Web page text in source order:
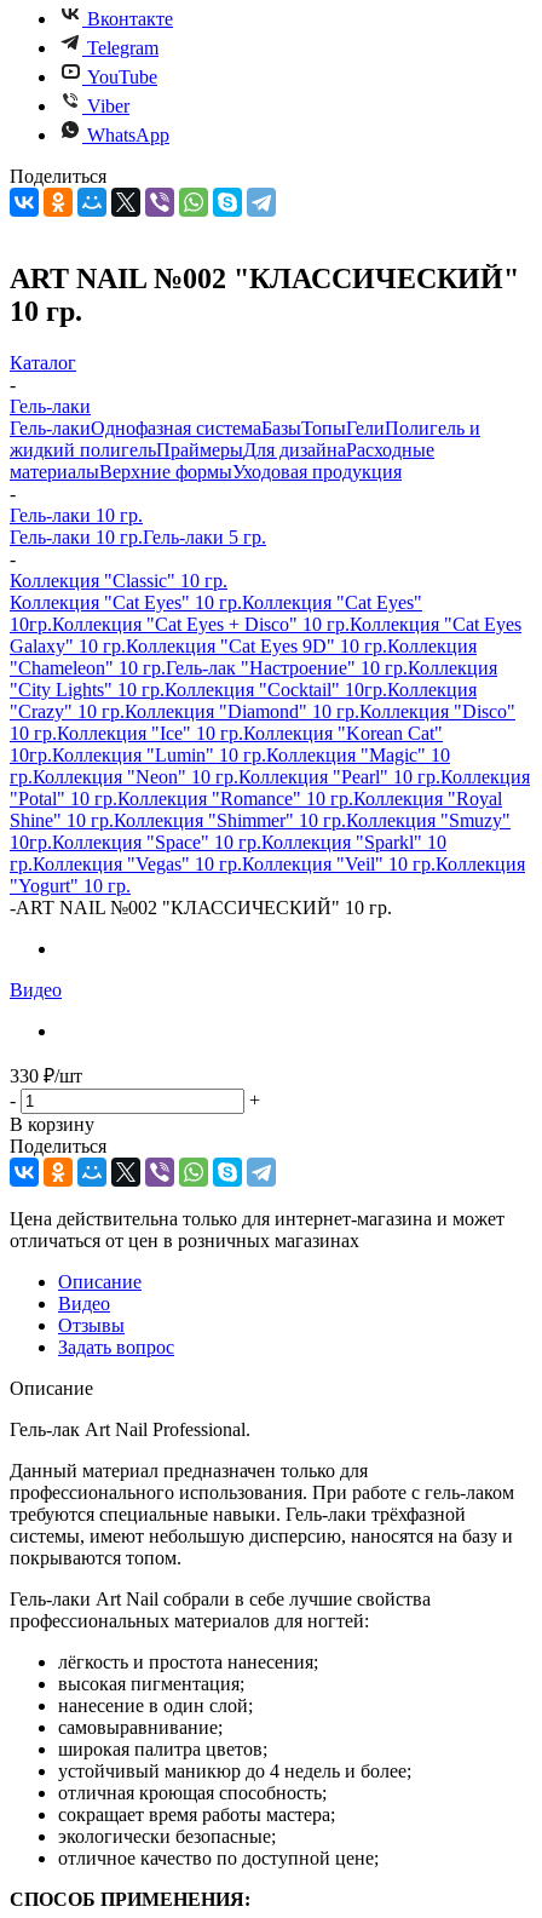
Вконтакте
Telegram
YouTube
Viber
WhatsApp
Поделиться
ART NAIL №002 "КЛАССИЧЕСКИЙ"
10 гр.
Каталог
-
Гель-лаки
Гель-лакиОднофазная системаБазыТопыГелиПолигель и
жидкий полигельПраймерыДля дизайнаРасходные
материалыВерхние формыУходовая продукция
-
Гель-лаки 10 гр.
Гель-лаки 10 гр.Гель-лаки 5 гр.
-
Коллекция "Classic" 10 гр.
Коллекция "Cat Eyes" 10 гр.Коллекция "Cat Eyes"
10гр.Коллекция "Cat Eyes + Disco" 10 гр.Коллекция "Cat Eyes
Galaxy" 10 гр.Коллекция "Cat Eyes 9D" 10 гр.Коллекция
"Chameleon" 10 гр.Гель-лак "Настроение" 10 гр.Коллекция
"City Lights" 10 гр.Коллекция "Cocktail" 10гр.Коллекция
"Crazy" 10 гр.Коллекция "Diamond" 10 гр.Коллекция "Disco"
10 гр.Коллекция "Ice" 10 гр.Коллекция "Korean Cat"
10гр.Коллекция "Lumin" 10 гр.Коллекция "Magic" 10
гр.Коллекция "Neon" 10 гр.Коллекция "Pearl" 10 гр.Коллекция
"Potal" 10 гр.Коллекция "Romance" 10 гр.Коллекция "Royal
Shine" 10 гр.Коллекция "Shimmer" 10 гр.Коллекция "Smuzy"
10гр.Коллекция "Space" 10 гр.Коллекция "Sparkl" 10
гр.Коллекция "Vegas" 10 гр.Коллекция "Veil" 10 гр.Коллекция
"Yogurt" 10 гр.
-ART NAIL №002 "КЛАССИЧЕСКИЙ" 10 гр.
Видео
330 ₽/шт
-
+
В корзину
Поделиться
Цена действительна только для интернет-магазина и может
отличаться от цен в розничных магазинах
Описание
Видео
Отзывы
Задать вопрос
Описание
Гель-лак Art Nail Professional.
Данный материал предназначен только для
профессионального использования. При работе с гель-лаком
требуются специальные навыки. Гель-лаки трёхфазной
системы, имеют небольшую дисперсию, наносятся на базу и
покрываются топом.
Гель-лаки Art Nail собрали в себе лучшие свойства
профессиональных материалов для ногтей:
лёгкость и простота нанесения;
высокая пигментация;
нанесение в один слой;
самовыравнивание;
широкая палитра цветов;
устойчивый маникюр до 4 недель и более;
отличная кроющая способность;
сокращает время работы мастера;
экологически безопасные;
отличное качество по доступной цене;
СПОСОБ ПРИМЕНЕНИЯ: